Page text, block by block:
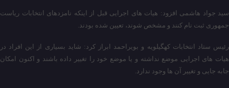
سید جواد هاشمی افزود: هیات های اجرایی قبل از اینکه نامزدهای انتخابات ریاست
جمهوری ثبت نام کنند و مشخص شوند، تعیین شده بودند.
رئیس ستاد انتخابات کهگیلویه و بویراحمد ابراز کرد: شاید بسیاری از این افراد در
هیات های اجرایی موضع نداشته و یا موضع خود را تغییر داده باشند و اکنون امکان
جابه جایی و تغییر آن ها وجود ندارد.